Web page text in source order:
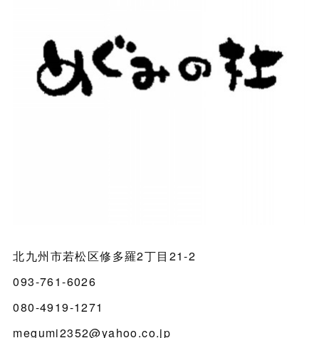
北九州市若松区修多羅2丁目21-2
093-761-6026
080-4919-1271
megumi2352@yahoo.co.jp